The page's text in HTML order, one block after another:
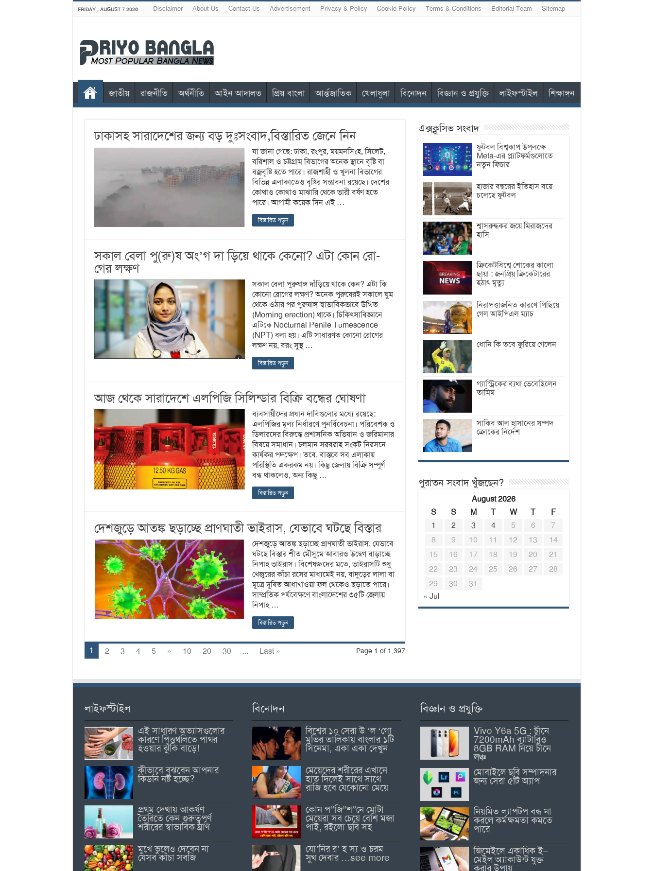
FRIDAY , AUGUST 7 2026 Disclaimer About Us Contact Us Advertisement Privacy & Policy Cookie Policy Terms & Conditions Editorial Team Sitemap
জাতীয় রাজনীতি অর্থনীতি আইন আদালত প্রিয় বাংলা আর্ন্তজাতিক খেলাধুলা বিনোদন বিজ্ঞান ও প্রযুক্তি লাইফস্টাইল শিক্ষাঙ্গন
ঢাকাসহ সারাদেশের জন্য বড় দুঃসংবাদ,বিস্তারিত জেনে নিন
যা জানা গেছে: ঢাকা, রংপুর, ময়মনসিংহ, সিলেট,
বরিশাল ও চট্টগ্রাম বিভাগের অনেক স্থানে বৃষ্টি বা
বজ্রবৃষ্টি হতে পারে। রাজশাহী ও খুলনা বিভাগের
বিভিন্ন এলাকাতেও বৃষ্টির সম্ভাবনা রয়েছে। দেশের
কোথাও কোথাও মাঝারি থেকে ভারী বর্ষণ হতে
পারে। আগামী কয়েক দিন এই …
বিস্তারিত পড়ুন
সকাল বেলা পু(রু)ষ অং’গ দা ড়িয়ে থাকে কেনো? এটা কোন রো-
গের লক্ষণ
সকাল বেলা পুরুষাঙ্গ দাঁড়িয়ে থাকে কেন? এটা কি
কোনো রোগের লক্ষণ? অনেক পুরুষেরই সকালে ঘুম
থেকে ওঠার পর পুরুষাঙ্গ স্বাভাবিকভাবে উত্থিত
(Morning erection) থাকে। চিকিৎসাবিজ্ঞানে
এটিকে Nocturnal Penile Tumescence
(NPT) বলা হয়। এটি সাধারণত কোনো রোগের
লক্ষণ নয়, বরং সুস্থ …
বিস্তারিত পড়ুন
আজ থেকে সারাদেশে এলপিজি সিলিন্ডার বিক্রি বন্ধের ঘোষণা
ব্যবসায়ীদের প্রধান দাবিগুলোর মধ্যে রয়েছে:
এলপিজির মূল্য নির্ধারণে পুনর্বিবেচনা। পরিবেশক ও
ডিলারদের বিরুদ্ধে প্রশাসনিক অভিযান ও জরিমানার
বিষয়ে সমাধান। চলমান সরবরাহ সংকট নিরসনে
কার্যকর পদক্ষেপ। তবে, বাস্তবে সব এলাকায়
পরিস্থিতি একরকম নয়। কিছু জেলায় বিক্রি সম্পূর্ণ
বন্ধ থাকলেও, অন্য কিছু …
বিস্তারিত পড়ুন
দেশজুড়ে আতঙ্ক ছড়াচ্ছে প্রাণঘাতী ভাইরাস, যেভাবে ঘটছে বিস্তার
দেশজুড়ে আতঙ্ক ছড়াচ্ছে প্রাণঘাতী ভাইরাস, যেভাবে
ঘটছে বিস্তার শীত মৌসুমে আবারও উদ্বেগ বাড়াচ্ছে
নিপাহ ভাইরাস। বিশেষজ্ঞদের মতে, ভাইরাসটি শুধু
খেজুরের কাঁচা রসের মাধ্যমেই নয়, বাদুড়ের লালা বা
মূত্রে দূষিত আধাখাওয়া ফল থেকেও ছড়াতে পারে।
সাম্প্রতিক পর্যবেক্ষণে বাংলাদেশের ৩৫টি জেলায়
নিপাহ …
বিস্তারিত পড়ুন
Page 1 of 1,397
1 2 3 4 5 » 10 20 30 ... Last »
এক্সক্লুসিভ সংবাদ
ফুটবল বিশ্বকাপ উপলক্ষে
Meta-এর প্ল্যাটফর্মগুলোতে
নতুন ফিচার
হাজার বছরের ইতিহাস বয়ে
চলেছে ফুটবল
শ্বাসরুদ্ধকর জয়ে মিরাজদের
হাসি
ক্রিকেটবিশ্বে শোকের কালো
ছায়া : জনপ্রিয় ক্রিকেটারের
হঠাৎ মৃত্যু
নিরাপত্তাজনিত কারণে পিছিয়ে
গেল আইপিএল ম্যাচ
ধোনি কি তবে ফুরিয়ে গেলেন
গ্যাস্ট্রিকের ব্যথা ভেবেছিলেন
তামিম
সাকিব আল হাসানের সম্পদ
ক্রোকের নির্দেশ
পুরাতন সংবাদ খুঁজছেন?
August 2026
S
S M T W T
F
1
2 3 4 5 6
7
8
9 10 11 12 13
14
15
16 17 18 19 20
21
22
23 24 25 26 27
28
29
30
31
« Jul
লাইফস্টাইল
এই সাধারণ অভ্যাসগুলোর
কারণে পিত্তথলিতে পাথর
হওয়ার ঝুঁকি বাড়ে!
কীভাবে বুঝবেন আপনার
কিডনি নষ্ট হচ্ছে?
প্রথম দেখায় আকর্ষণ
তৈরিতে কেন গুরুত্বপূর্ণ
শরীরের স্বাভাবিক ঘ্রাণ
মুখে ভুলেও দেবেন না
যেসব কাঁচা সবজি
বিনোদন
বিশ্বের ১০ সেরা উ ‘ল ‘গো
মুভির তালিকায় বাংলার ১টি
সিনেমা, একা একা দেখুন
মেয়েদের শরীরের এখানে
হাত দিলেই সাথে সাথে
রাজি হবে যেকোনো মেয়ে
কোন প”জি”শ”নে মোটা
মেয়েরা সব চেয়ে বেশি মজা
পাই, রইলো ছবি সহ
যো’নির র’ হ স্য ও চরম
সুখ দেবার …see more
বিজ্ঞান ও প্রযুক্তি
Vivo Y6a 5G : চীনে
7200mAh ব্যাটারিও
8GB RAM নিয়ে চীনে
লঞ্চ
মোবাইলে ছবি সম্পাদনার
জন্য সেরা ৫টি অ্যাপ
নিয়মিত ল্যাপটপ বন্ধ না
করলে কর্মক্ষমতা কমতে
পারে
জিমেইলে একাধিক ই–
মেইল অ্যাকাউন্ট যুক্ত
করার উপায়